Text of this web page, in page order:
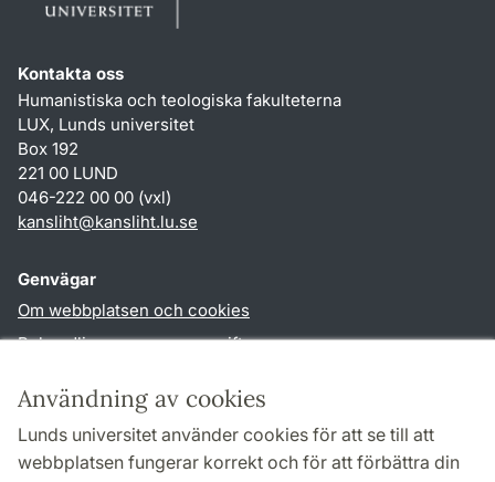
Användning av cookies
Lunds universitet använder cookies för att se till att
webbplatsen fungerar korrekt och för att förbättra din
Kontakta oss
Humanistiska och teologiska fakulteterna
LUX, Lunds universitet
Box 192
221 00 LUND
046-222 00 00 (vxl)
kansliht@kansliht.lu.se
Genvägar
Om webbplatsen och cookies
Behandling av personuppgifter
TYPO3-login
Följ oss i sociala medier